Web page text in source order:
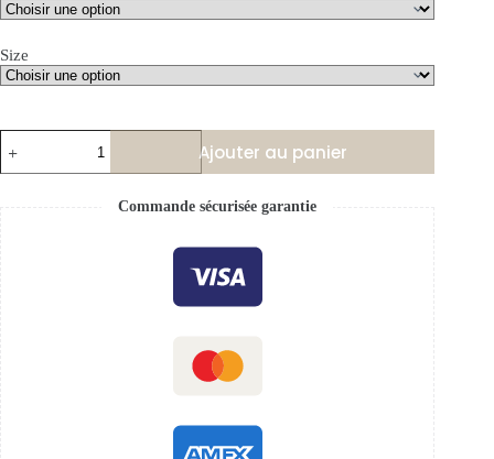
Size
Ajouter au panier
Commande sécurisée garantie